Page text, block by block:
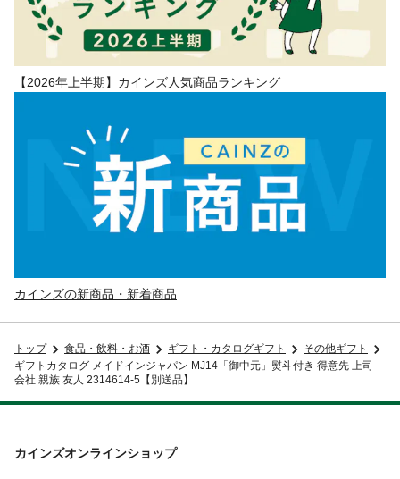
【2026年上半期】カインズ人気商品ランキング
カインズの新商品・新着商品
トップ 食品・飲料・お酒 ギフト・カタログギフト
その他ギフト
ギフトカタログ メイドインジャパン MJ14「御中元」熨斗付き 得意先 上司
会社 親族 友人 2314614-5【別送品】
カインズオンラインショップ